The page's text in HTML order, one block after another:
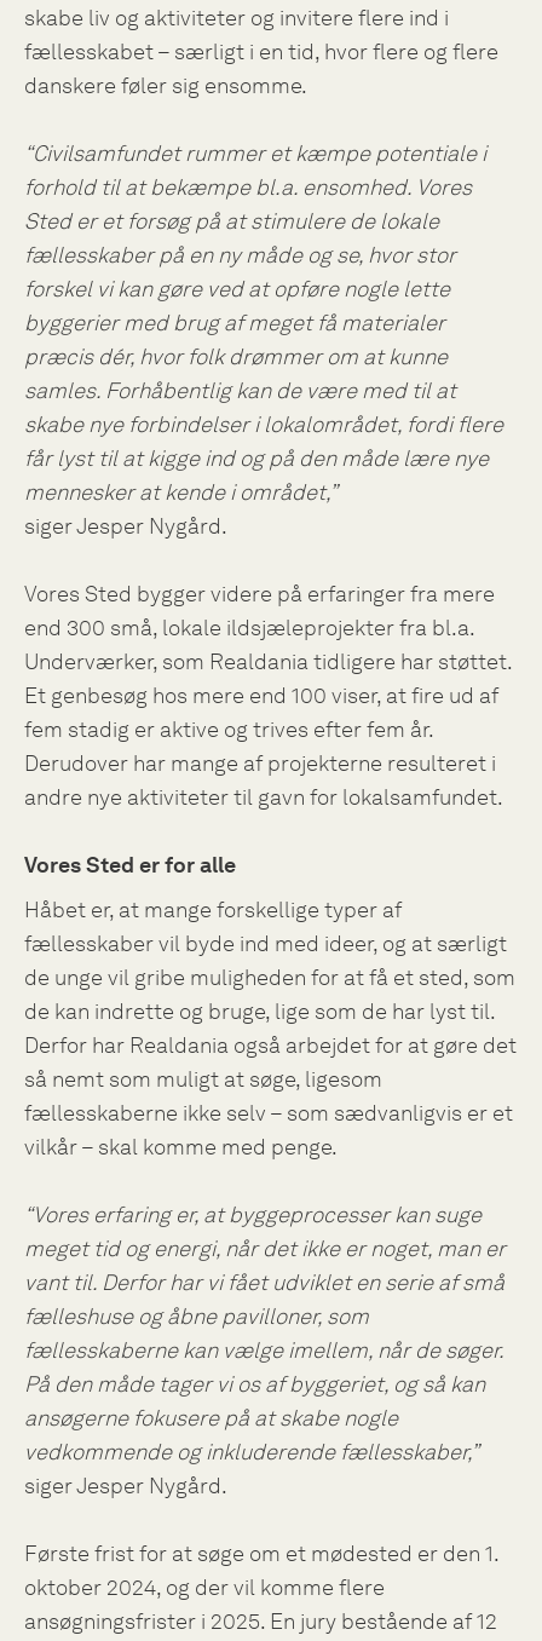
skabe liv og aktiviteter og invitere flere ind i
fællesskabet – særligt i en tid, hvor flere og flere
danskere føler sig ensomme.
“Civilsamfundet rummer et kæmpe potentiale i
forhold til at bekæmpe bl.a. ensomhed. Vores
Sted er et forsøg på at stimulere de lokale
fællesskaber på en ny måde og se, hvor stor
forskel vi kan gøre ved at opføre nogle lette
byggerier med brug af meget få materialer
præcis dér, hvor folk drømmer om at kunne
samles. Forhåbentlig kan de være med til at
skabe nye forbindelser i lokalområdet, fordi flere
får lyst til at kigge ind og på den måde lære nye
mennesker at kende i området,”
siger Jesper Nygård.
Vores Sted bygger videre på erfaringer fra mere
end 300 små, lokale ildsjæleprojekter fra bl.a.
Underværker, som Realdania tidligere har støttet.
Et genbesøg hos mere end 100 viser, at fire ud af
fem stadig er aktive og trives efter fem år.
Derudover har mange af projekterne resulteret i
andre nye aktiviteter til gavn for lokalsamfundet.
Vores Sted er for alle
Håbet er, at mange forskellige typer af
fællesskaber vil byde ind med ideer, og at særligt
de unge vil gribe muligheden for at få et sted, som
de kan indrette og bruge, lige som de har lyst til.
Derfor har Realdania også arbejdet for at gøre det
så nemt som muligt at søge, ligesom
fællesskaberne ikke selv – som sædvanligvis er et
vilkår – skal komme med penge.
“Vores erfaring er, at byggeprocesser kan suge
meget tid og energi, når det ikke er noget, man er
vant til. Derfor har vi fået udviklet en serie af små
fælleshuse og åbne pavilloner, som
fællesskaberne kan vælge imellem, når de søger.
På den måde tager vi os af byggeriet, og så kan
ansøgerne fokusere på at skabe nogle
vedkommende og inkluderende fællesskaber,”
siger Jesper Nygård.
Første frist for at søge om et mødested er den 1.
oktober 2024, og der vil komme flere
ansøgningsfrister i 2025. En jury bestående af 12